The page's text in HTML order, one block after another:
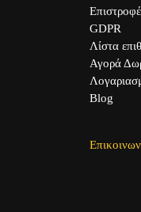
GDPR
Λίστα
Αγορά
Blog